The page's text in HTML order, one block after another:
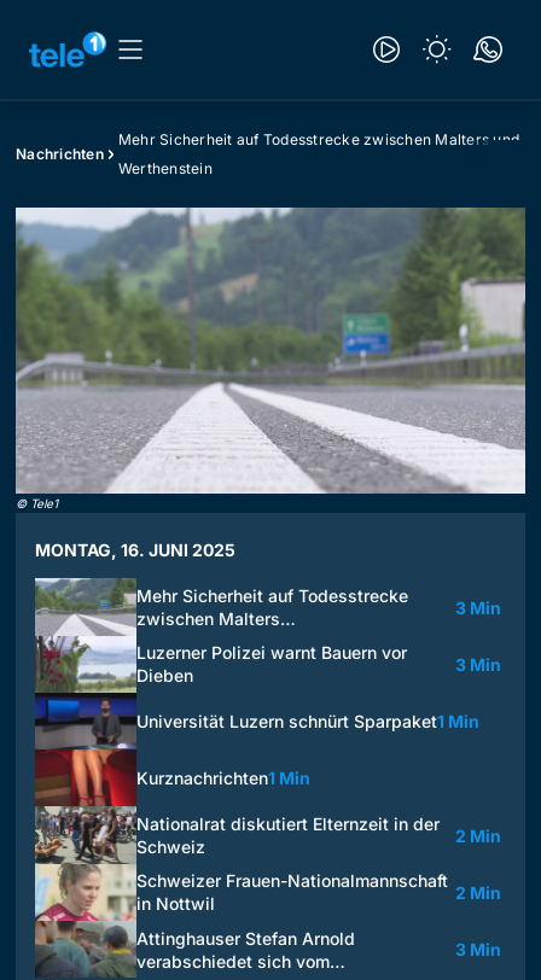
Nachrichten
Mehr Sicherheit auf Todesstrecke zwischen Malters und
Werthenstein
© Tele1
MONTAG, 16. JUNI 2025
Mehr Sicherheit auf Todesstrecke
zwischen Malters…
3 Min
Luzerner Polizei warnt Bauern vor
Dieben
3 Min
Universität Luzern schnürt Sparpaket1 Min
Kurznachrichten1 Min
Nationalrat diskutiert Elternzeit in der
Schweiz
2 Min
Schweizer Frauen-Nationalmannschaft
in Nottwil
2 Min
Attinghauser Stefan Arnold
verabschiedet sich vom…
3 Min